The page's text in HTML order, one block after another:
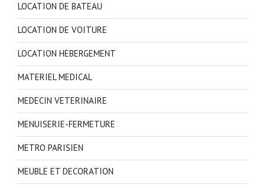
LOCATION DE BATEAU
LOCATION DE VOITURE
LOCATION HEBERGEMENT
MATERIEL MEDICAL
MEDECIN VETERINAIRE
MENUISERIE-FERMETURE
METRO PARISIEN
MEUBLE ET DECORATION